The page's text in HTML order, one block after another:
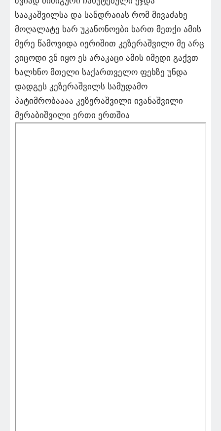
სააკაშვილსა და სანდრაიას რომ მივაძახე
მოღალატე ხარ უკანონოები ხართ მეთქი ამის
მერე წამოვიდა იერიშით კეზერაშვილი მე არც
ვიცოდი ვნ იყო ეს არაკაცი ამის იმედი გაქვთ
ხალხნო მთელი საქართველო ფეხზე უნდა
დადგეს კეზერაშვილს სამუდამო
პატიმრობაააა კეზერაშვილი ივანაშვილი
მერაბიშვილი ერთი ერთშია